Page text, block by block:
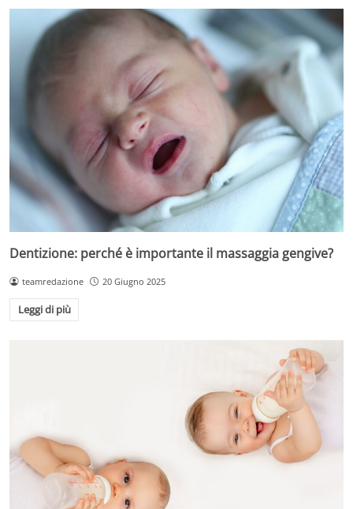
Dentizione: perché è importante il massaggia gengive?
teamredazione 20 Giugno 2025
Leggi di più